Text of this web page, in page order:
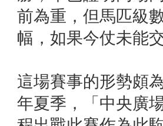
前為重，但馬匹級
幅，如果今仗未能
這場賽事的形勢頗
年夏季，「中央廣